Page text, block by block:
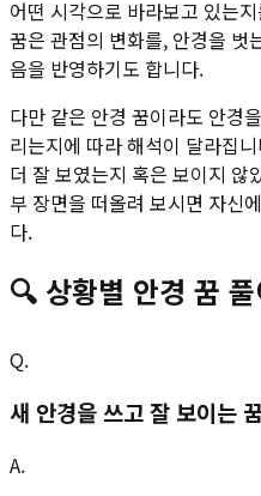
어떤 시각으로 바라보고 있는
꿈은 관점의 변화를, 안경을 벗
음을 반영하기도 합니다.
다만 같은 안경 꿈이라도 안경
리는지에 따라 해석이 달라집
더 잘 보였는지 혹은 보이지 않
부 장면을 떠올려 보시면 자신
다.
🔍 상황별 안경 꿈 풀
Q.
새 안경을 쓰고 잘 보이는
A.